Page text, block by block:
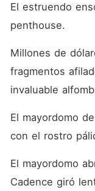
El estruendo
penthouse.
Millones de
fragmentos
invaluable
El mayordomo
con el rostro
El mayordomo
Cadence giró